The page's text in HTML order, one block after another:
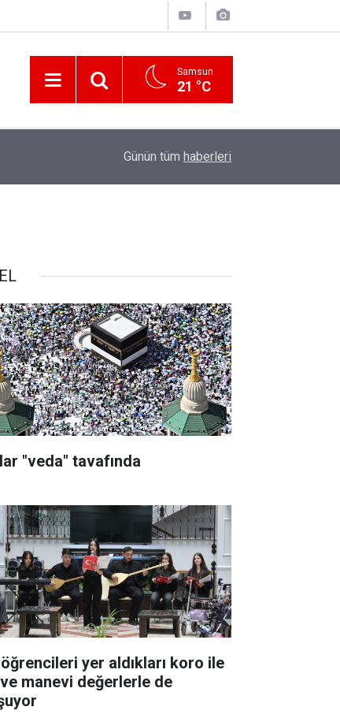
Samsun
21 °C
Vatandaşlar evlerinden danışmanlık hizmeti
Günün tüm haberleri
"veda" tavafında
yer aldıkları koro ile
manevi değerlerle de